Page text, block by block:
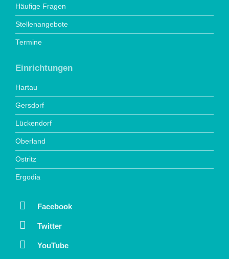
Häufige Fragen
Stellenangebote
Termine
Einrichtungen
Hartau
Gersdorf
Lückendorf
Oberland
Ostritz
Ergodia
Facebook
Twitter
YouTube